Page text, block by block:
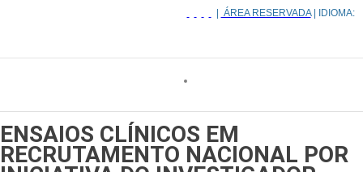
ÁREA RESERVADA| IDIOMA:
ENSAIOS CLÍNICOS EM
RECRUTAMENTO NACIONAL POR